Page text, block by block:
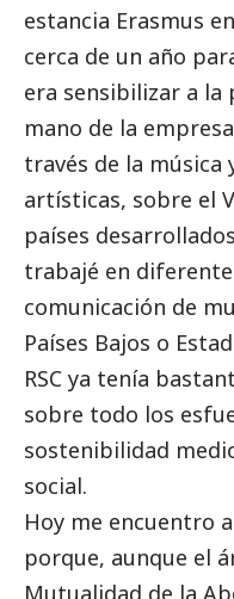
estancia Erasmus
cerca de un año
era sensibilizar a la
mano de la
través de la música
artísticas, sobre el
países
trabajé en
comunicación de
Países Bajos o
RSC ya tenía
sobre todo los
sostenibilidad
social.
Hoy me encuentro
porque, aunque el
Mutualidad de la